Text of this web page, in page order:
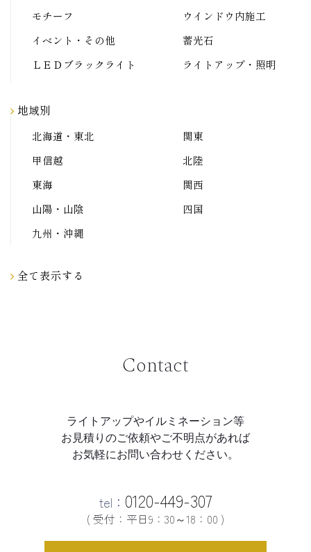
モチーフ
ウインドウ内施工
イベント・その他
蓄光石
ＬＥＤブラックライト
ライトアップ・照明
地域別
北海道・東北
関東
甲信越
北陸
東海
関西
山陽・山陰
四国
九州・沖縄
全て表示する
Contact
ライトアップやイルミネーション等
お見積りのご依頼やご不明点があれば
お気軽にお問い合わせください。
tel： 0120-449-307
( 受付：平日9：30～18：00 )